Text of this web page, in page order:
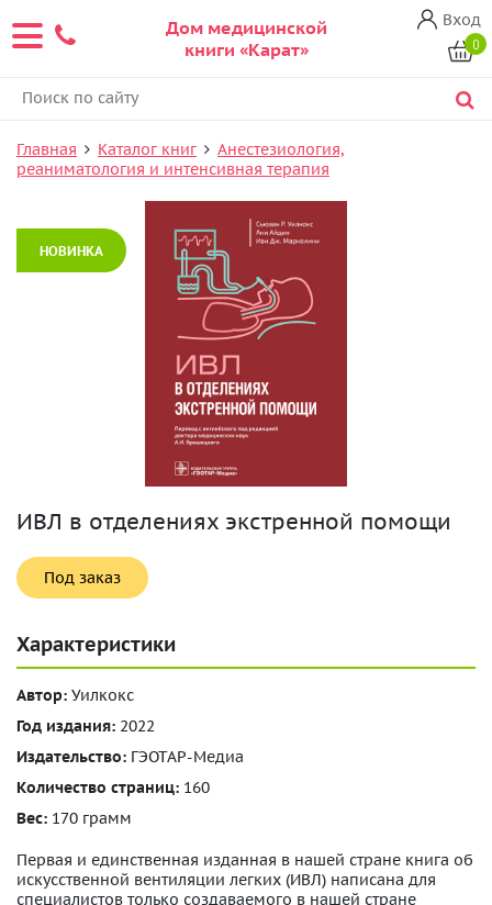
Дом медицинской
книги «Карат»
Вход
0
Главная Каталог книг
Анестезиология,
реаниматология и интенсивная терапия
НОВИНКА
ИВЛ в отделениях экстренной помощи
Под заказ
Характеристики
Автор: Уилкокс
Год издания: 2022
Издательство: ГЭОТАР-Медиа
Количество страниц: 160
Вес: 170 грамм
Первая и единственная изданная в нашей стране книга об
искусственной вентиляции легких (ИВЛ) написана для
специалистов только создаваемого в нашей стране